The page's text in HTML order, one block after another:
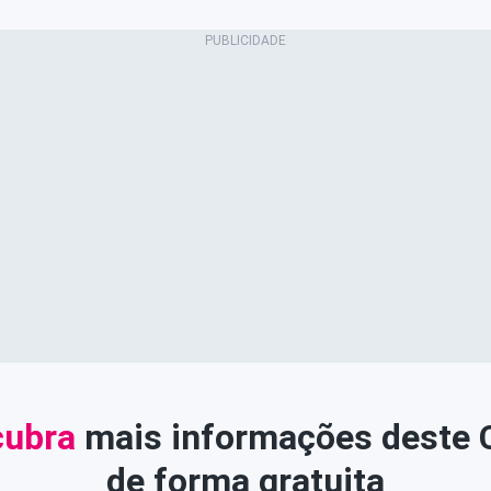
mais informações deste
de forma gratuita